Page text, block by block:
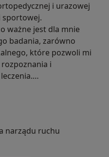
i urazowej
sportowej.
ważne jest dla mnie
badania, zarówno
które pozwoli mi
i
w
oraz uczestnicząc
i kursach
narządu ruchu